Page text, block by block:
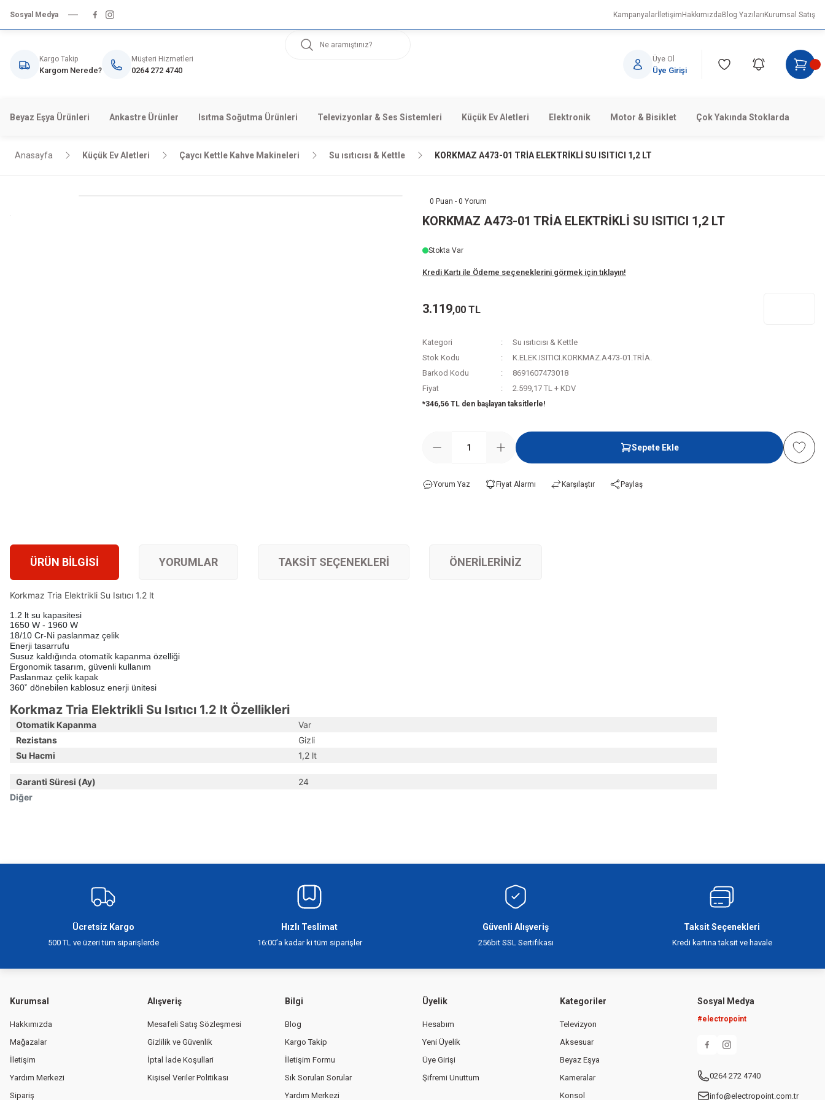
Sosyal Medya Kampanyalarİletişim Hakkımızda Blog Yazıları Kurumsal Satış
Kargo Takip
Kargom Nerede?
Müşteri Hizmetleri
0264 272 4740
Üye Ol
Üye Girişi
Beyaz Eşya Ürünleri Ankastre Ürünler Isıtma Soğutma Ürünleri Televizyonlar & Ses Sistemleri Küçük Ev Aletleri Elektronik Motor & Bisiklet Çok Yakında Stoklarda
Anasayfa Küçük Ev Aletleri Çaycı Kettle Kahve Makineleri Su ısıtıcısı & Kettle KORKMAZ A473-01 TRİA ELEKTRİKLİ SU ISITICI 1,2 LT
0 Puan - 0 Yorum
KORKMAZ A473-01 TRİA ELEKTRİKLİ SU ISITICI 1,2 LT
Stokta Var
Kredi Kartı ile Ödeme seçeneklerini görmek için tıklayın!
3.119,00 TL
Kategori
Su ısıtıcısı & Kettle
Stok Kodu
K.ELEK.ISITICI.KORKMAZ.A473-01.TRİA.
Barkod Kodu
8691607473018
Fiyat
2.599,17 TL + KDV
*346,56 TL den başlayan taksitlerle!
Sepete Ekle
Yorum Yaz Fiyat Alarmı Karşılaştır Paylaş
ÜRÜN BILGISI YORUMLAR TAKSIT SEÇENEKLERI ÖNERILERINIZ
Korkmaz Tria Elektrikli Su Isıtıcı 1.2 lt
1.2 lt su kapasitesi
1650 W - 1960 W
18/10 Cr-Ni paslanmaz çelik
Enerji tasarrufu
Susuz kaldığında otomatik kapanma özelliği
Ergonomik tasarım, güvenli kullanım
Paslanmaz çelik kapak
360˚ dönebilen kablosuz enerji ünitesi
Korkmaz Tria Elektrikli Su Isıtıcı 1.2 lt Özellikleri
Otomatik Kapanma
Var
Rezistans
Gizli
Su Hacmi
1,2 lt
Diğer
Garanti Süresi (Ay) 24
Ürün açıklamasında eksik bilgiler bulunuyor.
Ürün fiyatı diğer sitelerden daha pahalı.
Ücretsiz Kargo
500 TL ve üzeri tüm siparişlerde
Hızlı Teslimat
16:00’a kadar ki tüm siparişler
Güvenli Alışveriş
256bit SSL Sertifikası
Taksit Seçenekleri
Kredi kartına taksit ve havale
Kurumsal
Hakkımızda
Mağazalar
İletişim
Yardım Merkezi
Sipariş
Alışveriş
Mesafeli Satış Sözleşmesi
Gizlilik ve Güvenlik
İptal İade Koşullari
Kişisel Veriler Politikası
Bilgi
Blog
Kargo Takip
İletişim Formu
Sık Sorulan Sorular
Yardım Merkezi
Üyelik
Hesabım
Yeni Üyelik
Üye Girişi
Şifremi Unuttum
Kategoriler
Televizyon
Aksesuar
Beyaz Eşya
Kameralar
Konsol
Sosyal Medya
#electropoint
0264 272 4740
info@electropoint.com.tr